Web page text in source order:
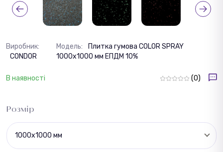
Виробник:
CONDOR
Модель:
Плитка гумова COLOR SPRAY
1000х1000 мм ЕПДМ 10%
В наявності (0)
Розмір
1000х1000 мм